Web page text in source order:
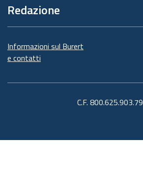
Redazione
Informazioni sul Burert
e contatti
C.F. 800.625.903.79